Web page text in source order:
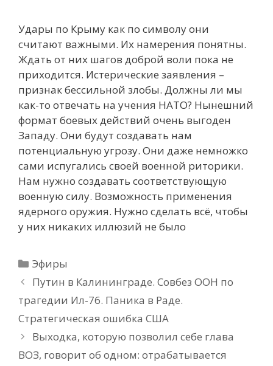
Удары по Крыму как по символу они
считают важными. Их намерения понятны.
Ждать от них шагов доброй воли пока не
приходится. Истерические заявления –
признак бессильной злобы. Должны ли мы
как-то отвечать на учения НАТО? Нынешний
формат боевых действий очень выгоден
Западу. Они будут создавать нам
потенциальную угрозу. Они даже немножко
сами испугались своей военной риторики.
Нам нужно создавать соответствующую
военную силу. Возможность применения
ядерного оружия. Нужно сделать всё, чтобы
у них никаких иллюзий не было
Рубрики
Эфиры
Путин в Калининграде. Совбез ООН по
трагедии Ил-76. Паника в Раде.
Стратегическая ошибка США
Выходка, которую позволил себе глава
ВОЗ, говорит об одном: отрабатывается